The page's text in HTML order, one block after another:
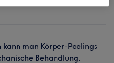
man Körper-Peelings
Behandlung.